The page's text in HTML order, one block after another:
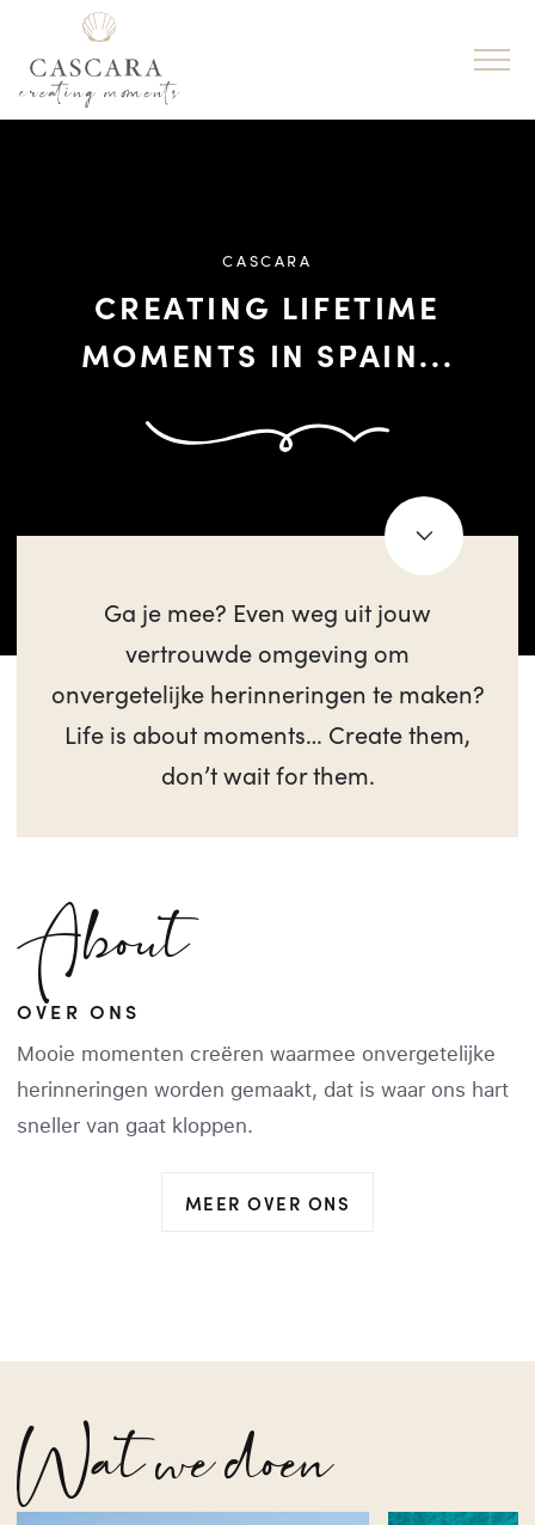
CASCARA
CREATING LIFETIME
MOMENTS IN SPAIN...
Ga je mee? Even weg uit jouw
vertrouwde omgeving om
onvergetelijke herinneringen te maken?
Life is about moments… Create them,
don’t wait for them.
About
OVER ONS
Mooie momenten creëren waarmee onvergetelijke
herinneringen worden gemaakt, dat is waar ons hart
sneller van gaat kloppen.
MEER OVER ONS
Wat we doen